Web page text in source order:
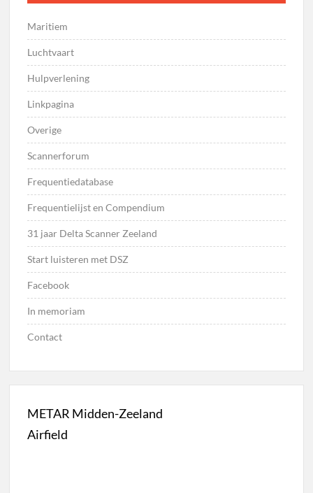
Maritiem
Luchtvaart
Hulpverlening
Linkpagina
Overige
Scannerforum
Frequentiedatabase
Frequentielijst en Compendium
31 jaar Delta Scanner Zeeland
Start luisteren met DSZ
Facebook
In memoriam
Contact
METAR Midden-Zeeland
Airfield